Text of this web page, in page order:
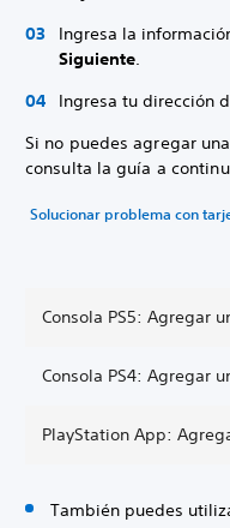
Ingresa la
Siguiente.
Ingresa tu dirección
Si no puedes agregar
consulta la guía a
Solucionar problema con
Consola PS5: Agregar
Consola PS4: Agregar
PlayStation App:
También puedes